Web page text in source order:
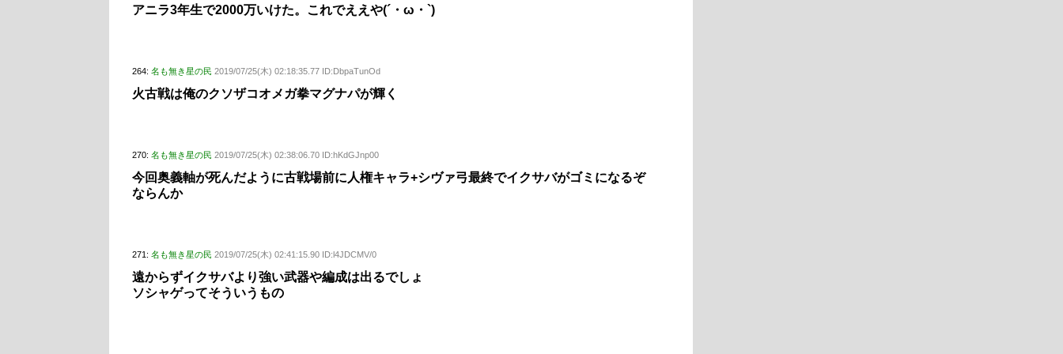
アニラ3年生で2000万いけた。これでええや(´・ω・`)
264: 名も無き星の民 2019/07/25(木) 02:18:35.77 ID:DbpaTunOd
火古戦は俺のクソザコオメガ拳マグナパが輝く
270: 名も無き星の民 2019/07/25(木) 02:38:06.70 ID:hKdGJnp00
今回奥義軸が死んだように古戦場前に人権キャラ+シヴァ弓最終でイクサバがゴミになるぞ
ならんか
271: 名も無き星の民 2019/07/25(木) 02:41:15.90 ID:l4JDCMV/0
遠からずイクサバより強い武器や編成は出るでしょ
ソシャゲってそういうもの